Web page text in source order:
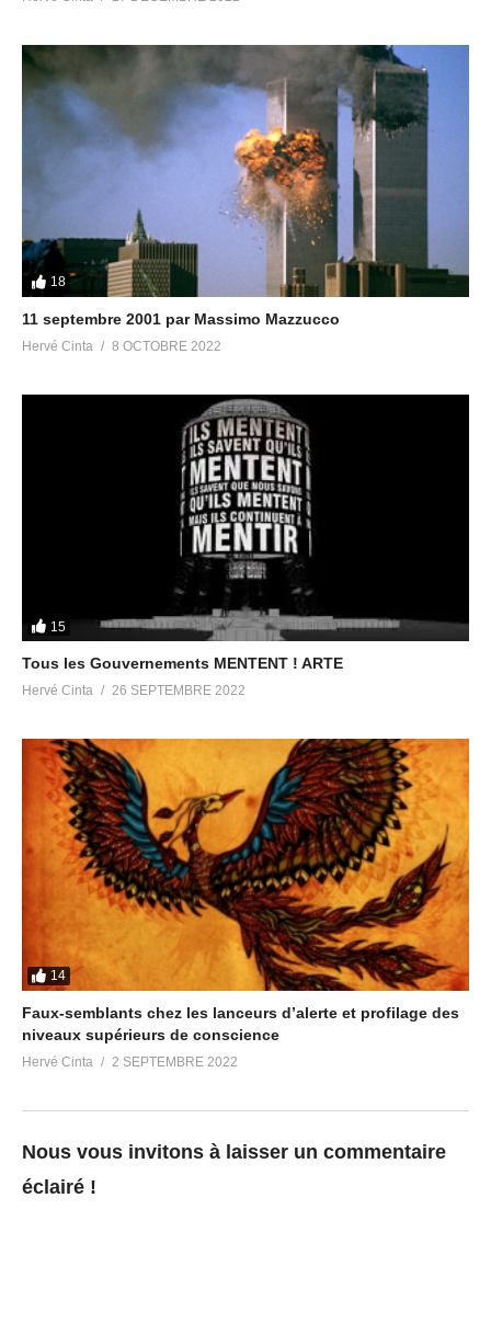
18
11 septembre 2001 par Massimo Mazzucco
Hervé Cinta 8 OCTOBRE 2022
15
Tous les Gouvernements MENTENT ! ARTE
Hervé Cinta 26 SEPTEMBRE 2022
14
Faux-semblants chez les lanceurs d’alerte et profilage des
niveaux supérieurs de conscience
Hervé Cinta 2 SEPTEMBRE 2022
Nous vous invitons à laisser un commentaire
éclairé !